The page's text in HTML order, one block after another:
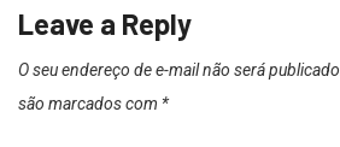
Leave a Reply
O seu endereço de e-mail não será publicado.
são marcados com *